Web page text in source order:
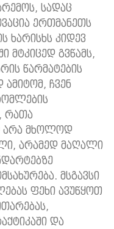
სადაც
ერთმანეთს
ხარისხს კიდევ
მტკიცედ გვწამს,
წარმატების
ჩვენ
რათა
არა მხოლოდ
არამედ მაღალი
მსგავსი
ფეხი ავუწყოთ
და